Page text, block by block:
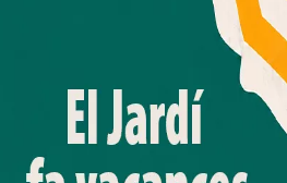
fan
Mor un
una moto a
nosaltres fem servir galetes o
per emmagatzemar, accedir i
personals com la seva visita a
el seu consentiment o oposar-se al
de dades basat en interessos
fent clic a "Ajustos de cookies"
de privacitat en aquest lloc web. Si
el teu consentiment